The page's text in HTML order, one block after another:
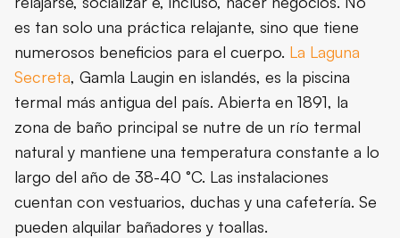
es tan solo una práctica relajante, sino que tiene
numerosos beneficios para el cuerpo. La Laguna
Secreta, Gamla Laugin en islandés, es la piscina
termal más antigua del país. Abierta en 1891, la
zona de baño principal se nutre de un río termal
natural y mantiene una temperatura constante a lo
largo del año de 38-40 °C. Las instalaciones
cuentan con vestuarios, duchas y una cafetería. Se
pueden alquilar bañadores y toallas.